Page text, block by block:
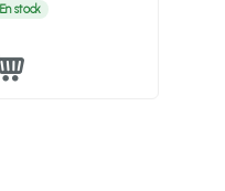
En stock